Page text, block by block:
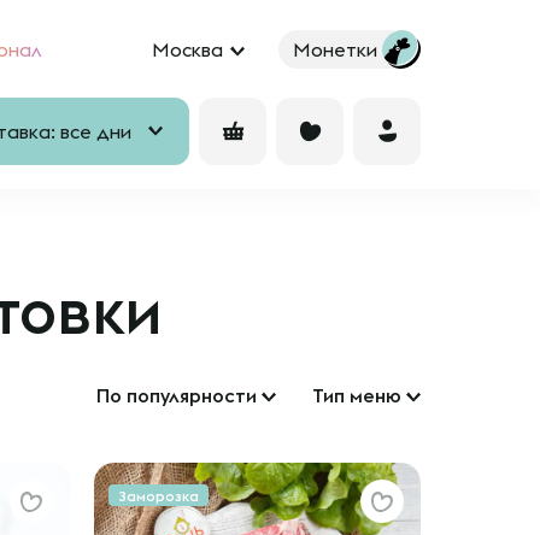
Москва Монетки
все дни
По популярности Тип меню
Заморозка